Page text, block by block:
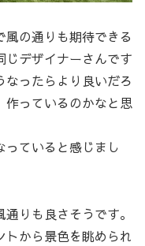
の通りも期待できる
じデザイナーさんです
なったらより良いだろ
作っているのかなと思
っていると感じまし
りも良さそうです。
トから景色を眺められ